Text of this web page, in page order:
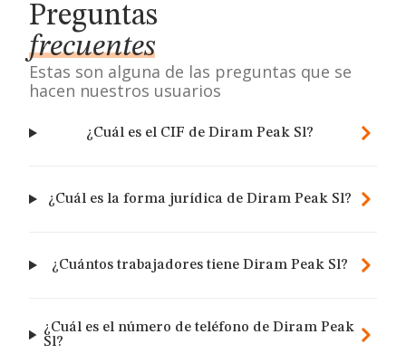
Preguntas
frecuentes
Estas son alguna de las preguntas que se
hacen nuestros usuarios
¿Cuál es el CIF de Diram Peak Sl?
¿Cuál es la forma jurídica de Diram Peak Sl?
¿Cuántos trabajadores tiene Diram Peak Sl?
¿Cuál es el número de teléfono de Diram Peak
Sl?